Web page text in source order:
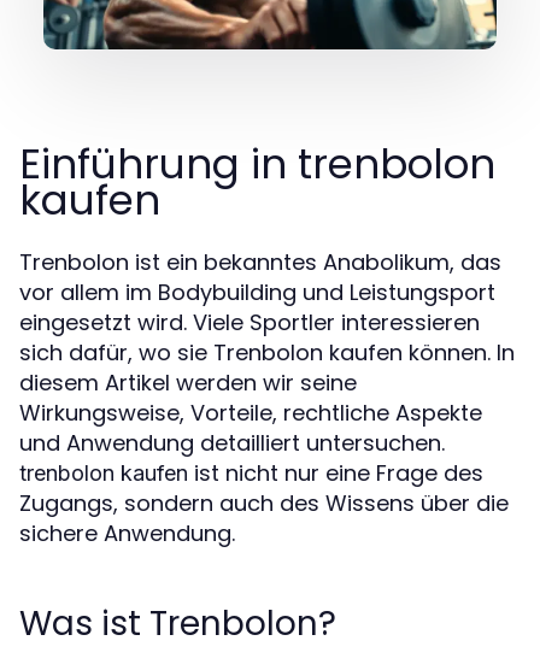
Einführung in trenbolon
kaufen
Trenbolon ist ein bekanntes Anabolikum, das
vor allem im Bodybuilding und Leistungsport
eingesetzt wird. Viele Sportler interessieren
sich dafür, wo sie Trenbolon kaufen können. In
diesem Artikel werden wir seine
Wirkungsweise, Vorteile, rechtliche Aspekte
und Anwendung detailliert untersuchen.
trenbolon kaufen ist nicht nur eine Frage des
Zugangs, sondern auch des Wissens über die
sichere Anwendung.
Was ist Trenbolon?